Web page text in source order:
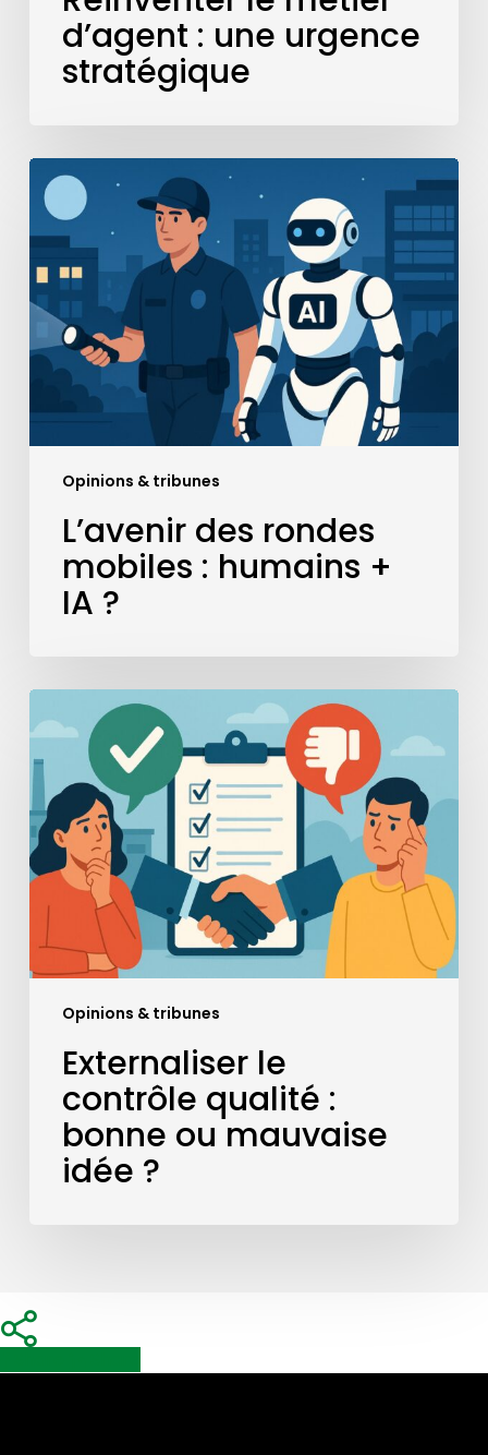
d’agent : une urgence
stratégique
Opinions & tribunes
L’avenir
des
rondes
mobiles
:
humains
IA
L’avenir des rondes
mobiles : humains +
IA ?
Opinions & tribunes
Externaliser
le
contrôle
qualité
:
bonne
ou
mauvaise
idée
Externaliser le
contrôle qualité :
bonne ou mauvaise
idée ?
Share